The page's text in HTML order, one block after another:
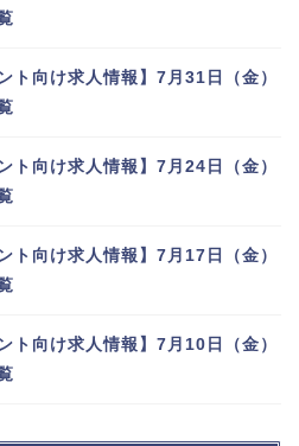
ト向け求人情報】7月31日（金）
ト向け求人情報】7月24日（金）
ト向け求人情報】7月17日（金）
ト向け求人情報】7月10日（金）